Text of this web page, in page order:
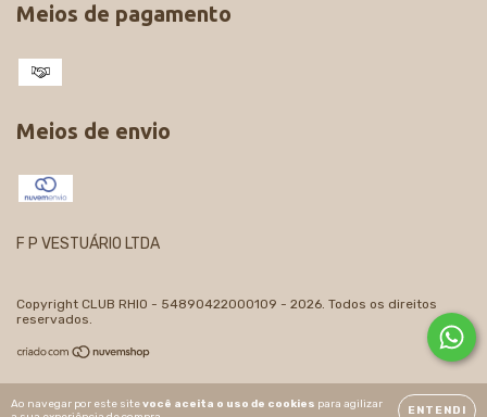
Ao navegar por este sitevocê aceita o uso de cookies para agilizar
ENTENDI
Meios de pagamento
Meios de envio
F P VESTUÁRIO LTDA
Copyright CLUB RHIO - 54890422000109 - 2026. Todos os direitos
reservados.